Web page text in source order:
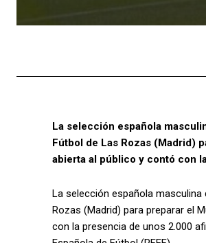
La selección española
Fútbol de Las Rozas (Madrid)
abierta al público y contó con
La selección española
Rozas (Madrid) para preparar el
con la presencia de unos 2.000